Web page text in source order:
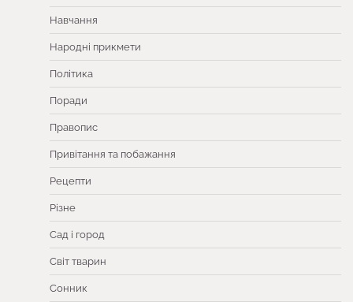
Навчання
Народні прикмети
Політика
Поради
Правопис
Привітання та побажання
Рецепти
Різне
Сад і город
Світ тварин
Сонник